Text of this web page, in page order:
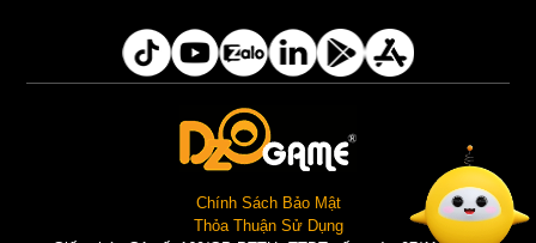
Chính Sách Bảo Mật
Thỏa Thuận Sử Dụng